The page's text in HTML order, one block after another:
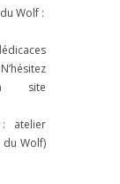
Wolf :
site
atelier
Wolf)